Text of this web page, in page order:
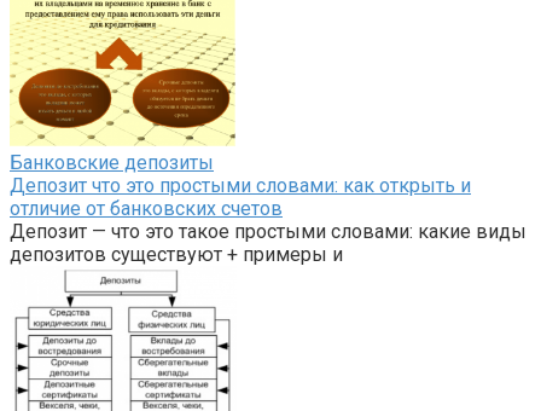
Банковские депозиты
Депозит что это простыми словами: как открыть и
отличие от банковских счетов
Депозит — что это такое простыми словами: какие виды
депозитов существуют + примеры и